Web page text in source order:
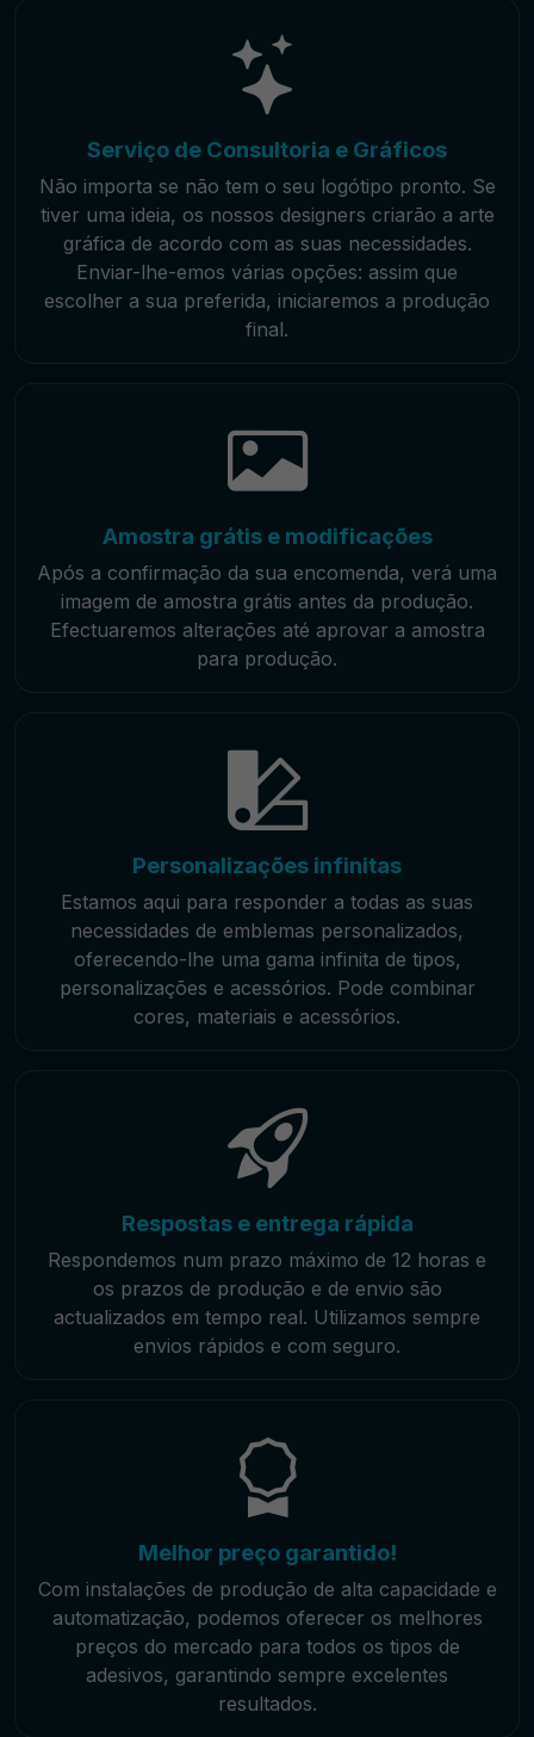
Serviço de Consultoria e Gráficos
Não importa se não tem o seu logótipo pronto. Se
tiver uma ideia, os nossos designers criarão a arte
gráfica de acordo com as suas necessidades.
Enviar-lhe-emos várias opções: assim que
escolher a sua preferida, iniciaremos a produção
final.
Amostra grátis e modificações
Após a confirmação da sua encomenda, verá uma
imagem de amostra grátis antes da produção.
Efectuaremos alterações até aprovar a amostra
para produção.
Personalizações infinitas
Estamos aqui para responder a todas as suas
necessidades de emblemas personalizados,
oferecendo-lhe uma gama infinita de tipos,
personalizações e acessórios. Pode combinar
cores, materiais e acessórios.
Respostas e entrega rápida
Respondemos num prazo máximo de 12 horas e
os prazos de produção e de envio são
actualizados em tempo real. Utilizamos sempre
envios rápidos e com seguro.
Melhor preço garantido!
Com instalações de produção de alta capacidade e
automatização, podemos oferecer os melhores
preços do mercado para todos os tipos de
adesivos, garantindo sempre excelentes
resultados.